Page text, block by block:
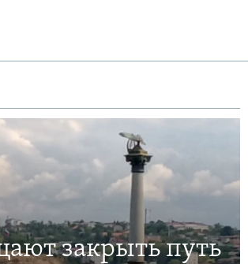
закрыть путь